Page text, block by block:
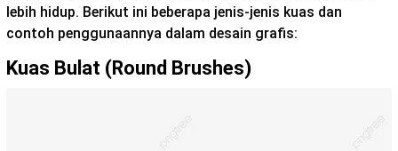
lebih hidup. Berikut ini beberapa jenis-jenis kuas dan
contoh penggunaannya dalam desain grafis:
Kuas Bulat (Round Brushes)